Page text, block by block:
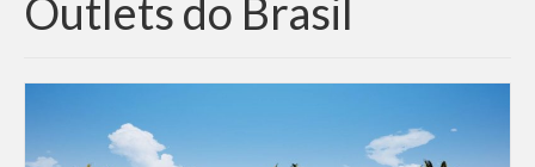
Cadastrar Currículo
Meus Currículos
Vagas no E-mail
Outlets do Brasil